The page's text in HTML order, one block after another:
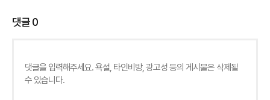
댓글0